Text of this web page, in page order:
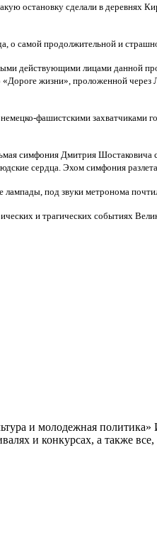
остановку сделали в
о самой продолжительной и
действующими лицами данной
жизни», проложенной
фашистскими
симфония Дмитрия Шостаковича
сердца. Эхом симфония
под звуки метронома
и трагических событиях
и молодежная
и конкурсах, а также все,